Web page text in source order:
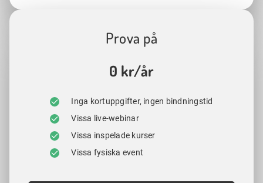
Prova på
0 kr/år
Inga kortuppgifter, ingen bindningstid
Vissa live-webinar
Vissa inspelade kurser
Vissa fysiska event